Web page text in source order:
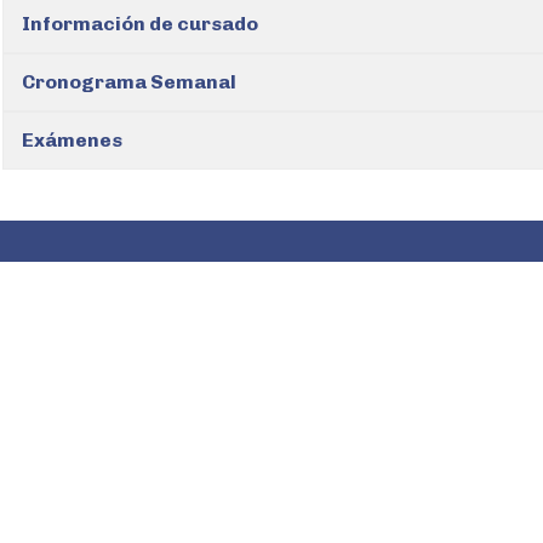
Información de cursado
Cronograma Semanal
Exámenes